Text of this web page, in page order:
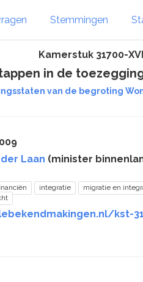
Stemmingen
Kamerstuk 31700-
in de
van de begroting
Laan (minister
integratie migratie en
kst-